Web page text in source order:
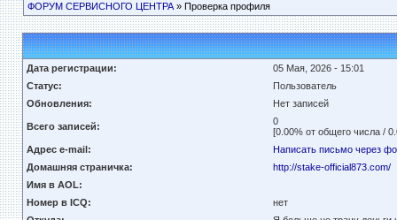
ФОРУМ СЕРВИСНОГО ЦЕНТРА» Проверка профиля
Дата регистрации:
05 Мая, 2026 - 15:01
Статус:
Пользователь
Обновления:
Нет записей
Всего записей:
0
[0.00% от общего числа /
Адрес e-mail:
Написать письмо через
Домашняя страничка:
http://stake-official873.com/
Имя в AOL:
Номер в ICQ:
нет